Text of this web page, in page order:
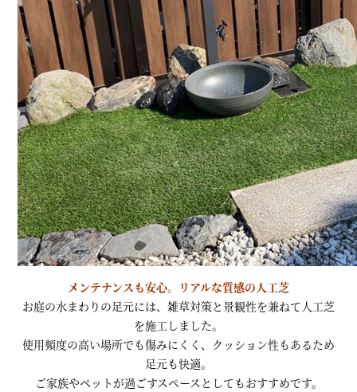
メンテナンスも安心。リアルな質感の人工芝
お庭の水まわりの足元には、雑草対策と景観性を兼ねて人工芝
を施工しました。
使用頻度の高い場所でも傷みにくく、クッション性もあるため
足元も快適。
ご家族やペットが過ごすスペースとしてもおすすめです。